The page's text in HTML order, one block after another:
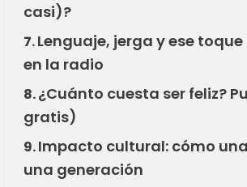
casi)?
7.Lenguaje, jerga y ese
en la radio
8.¿Cuánto cuesta ser feliz?
gratis)
9.Impacto cultural: cómo
una generación